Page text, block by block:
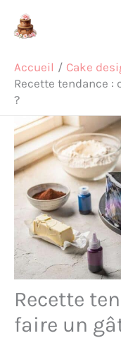
Accueil
Cake
Recette tendance
?
Recette
faire un
Rechercher